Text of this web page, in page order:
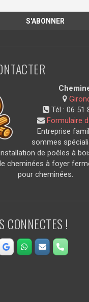
Tél : 06 51
Formulaire
Entreprise
sommes
de poêles à
cheminées à foyer
pour cheminées.
CONNECTES !